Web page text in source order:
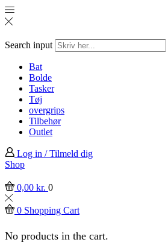
Search input
Bat
Bolde
Tasker
Tøj
overgrips
Tilbehør
Outlet
Log in / Tilmeld dig
Shop
0,00 kr. 0
0 Shopping Cart
No products in the cart.